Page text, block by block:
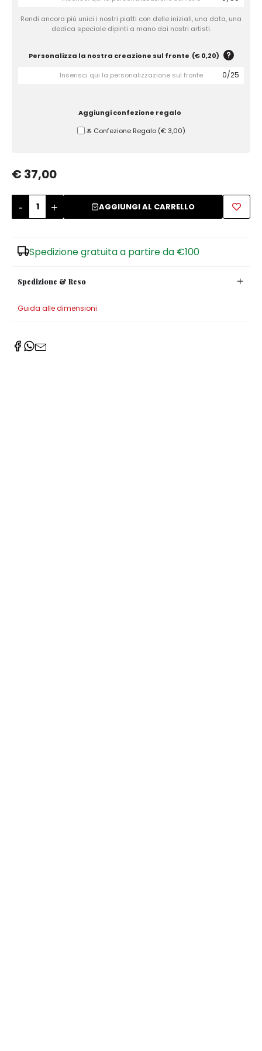
Rendi ancora più unici i nostri piatti con delle iniziali, una data, una
dedica speciale dipinti a mano dai nostri artisti.
Personalizza la nostra creazione sul fronte (€ 0,20)
0/25
Aggiungi confezione regalo
Ⰶ Confezione Regalo (€ 3,00)
€ 37,00
- + AGGIUNGI AL CARRELLO
Spedizione gratuita a partire da €100
Spedizione & Reso
Guida alle dimensioni
Zuccheriere